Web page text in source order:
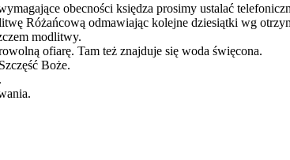
obecności księdza prosimy ustalać
Różańcową odmawiając kolejne dziesiątki wg
modlitwy.
ofiarę. Tam też znajduje się woda święcona.
Boże.